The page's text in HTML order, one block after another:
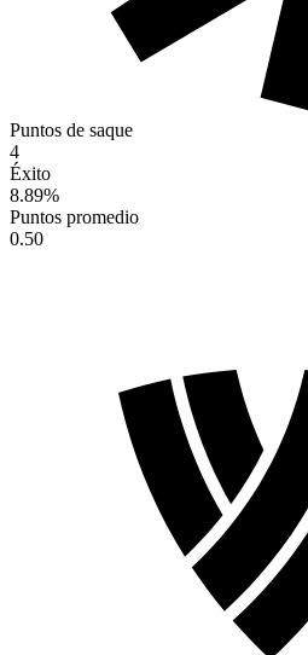
Puntos de saque
4
Éxito
8.89%
Puntos promedio
0.50